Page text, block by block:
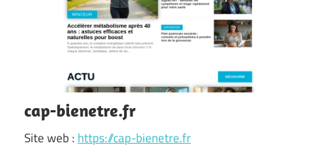
cap-bienetre.fr
Site web : https://cap-bienetre.fr